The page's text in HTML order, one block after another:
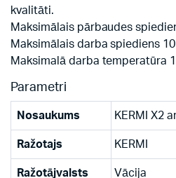
kvalitāti.
Maksimālais pārbaudes
Maksimālais darba spiediens
Maksimalā darba temperatūra
Parametri
Nosaukums KERMI X2
Ražotajs KERMI
Ražotājvalsts Vācija